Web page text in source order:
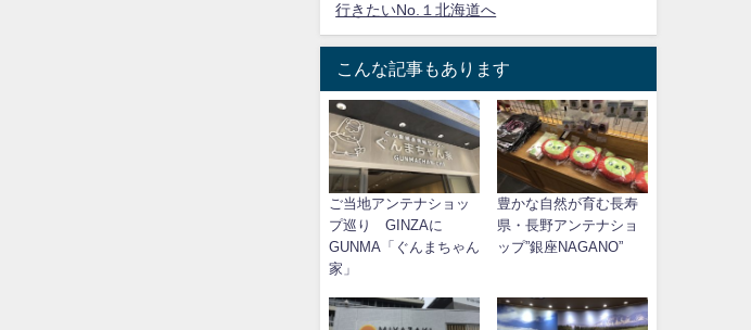
行きたいNo.１北海道へ
こんな記事もあります
ご当地アンテナショッ
プ巡り GINZAに
GUNMA「ぐんまちゃん
家」
豊かな自然が育む長寿
県・長野アンテナショ
ップ”銀座NAGANO”